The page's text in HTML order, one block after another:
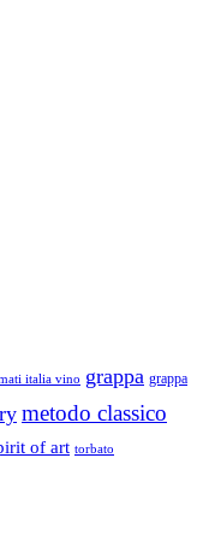
italia vino grappa grappa
metodo classico
of art torbato